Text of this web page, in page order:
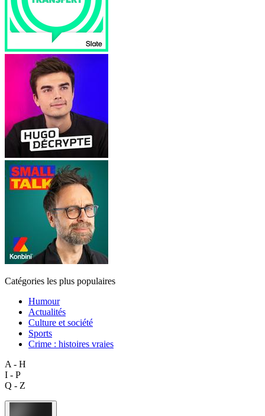
Catégories les plus populaires
Humour
Actualités
Culture et société
Sports
Crime : histoires vraies
A - H
I - P
Q - Z